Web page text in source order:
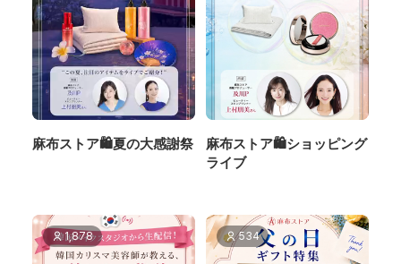
麻布ストア🛍️夏の大感謝祭
麻布ストア🛍️ショッピング
ライブ
1,878 534